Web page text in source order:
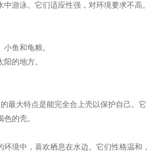
游泳。它们适应性强，对环境要求不高。
鱼和龟粮。
的地方。
最大特点是能完全合上壳以保护自己。它
的壳。
环境中，喜欢栖息在水边。它们性格温和，